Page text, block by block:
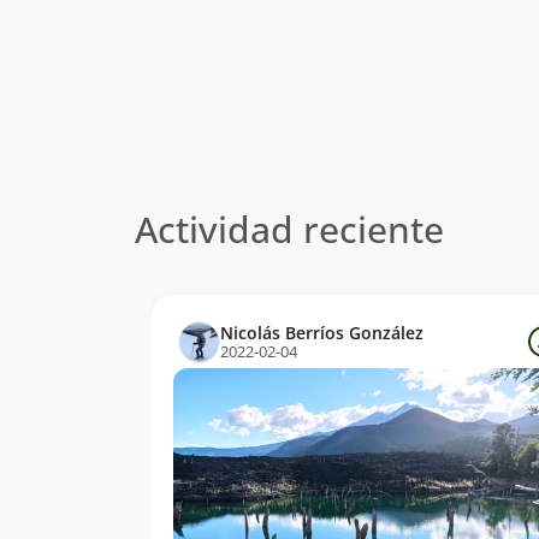
Actividad reciente
Nicolás Berríos González
2022-02-04